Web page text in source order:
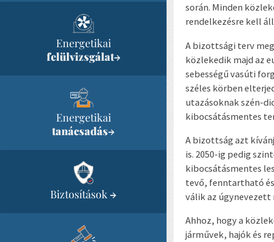
Energetikai
felülvizsgálat→
Energetikai
tanácsadás→
Biztosítások→
során. Minden
rendelkezésre kell
A bizottsági terv
közlekedik majd az
sebességű vasúti
széles körben
utazásoknak szén-
kibocsátásmentes
A bizottság azt
is. 2050-ig pedig
kibocsátásmentes
tevő, fenntartható
válik az
Ahhoz, hogy a
járművek, hajók és